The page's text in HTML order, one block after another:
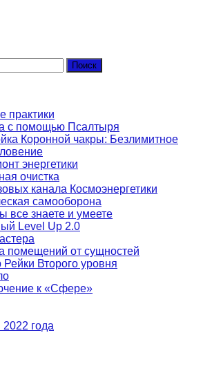
практики
с помощью Псалтыря
Коронной чакры: Безлимитное
энергетики
очистка
канала Космоэнергетики
самооборона
все знаете и умеете
Level Up 2.0
помещений от сущностей
Рейки Второго уровня
к «Сфере»
года